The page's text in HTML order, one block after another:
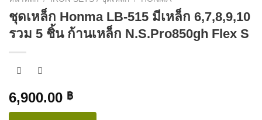
ชุดเหล็ก Honma LB-515 มีเหล็ก 6,7,8,9,10
รวม 5 ชิ้น ก้านเหล็ก N.S.Pro850gh Flex S
6,900.00 ฿